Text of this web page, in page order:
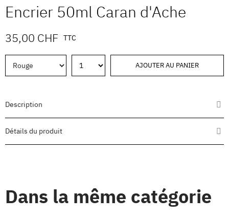
Encrier 50ml Caran d'Ache
35,00 CHF TTC
AJOUTER AU PANIER
Description
Détails du produit
Dans la même catégorie